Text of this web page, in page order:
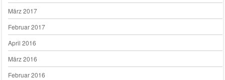
März 2017
Februar 2017
April 2016
März 2016
Februar 2016